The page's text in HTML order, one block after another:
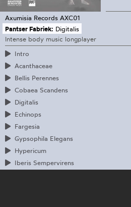
Axumisia Records AXC01
Pantser Fabriek: Digitalis
Intense body music longplayer
Intro
Acanthaceae
Bellis Perennes
Cobaea Scandens
Digitalis
Echinops
Fargesia
Gypsophila Elegans
Hypericum
Iberis Sempervirens